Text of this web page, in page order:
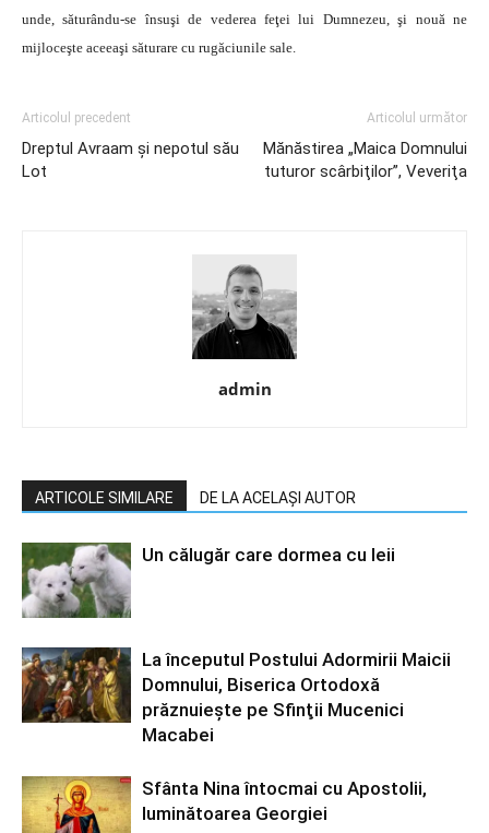
unde, săturându-se însuşi de vederea feţei lui Dumnezeu, şi nouă ne
mijloceşte aceeaşi săturare cu rugăciunile sale.
Articolul precedent
Dreptul Avraam şi nepotul său
Lot
Articolul următor
Mănăstirea „Maica Domnului
tuturor scârbiţilor”, Veveriţa
admin
ARTICOLE SIMILARE DE LA ACELAȘI AUTOR
Un călugăr care dormea cu leii
La începutul Postului Adormirii Maicii
Domnului, Biserica Ortodoxă
prăznuiește pe Sfinţii Mucenici
Macabei
Sfânta Nina întocmai cu Apostolii,
luminătoarea Georgiei